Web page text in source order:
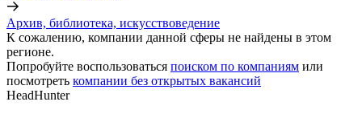
Архив, библиотека, искусствоведение
К сожалению, компании данной сферы не найдены в этом
регионе.
Попробуйте воспользоваться поиском по компаниям или
посмотреть компании без открытых вакансий
HeadHunter